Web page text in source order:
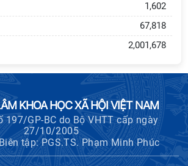
1,602
67,818
2,001,678
KHOA HỌC XÃ HỘI VIỆT NAM
197/GP-BC do Bộ VHTT cấp ngày
27/10/2005
tập: PGS.TS. Phạm Minh Phúc